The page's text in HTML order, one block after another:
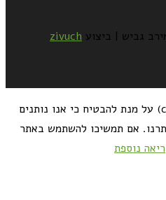
zivuch
אנו משתמשים בעוגיות (cookies) על מנת להבטיח כי אנו נותנים
אם תמשיכו להשתמש באתר
נוספת